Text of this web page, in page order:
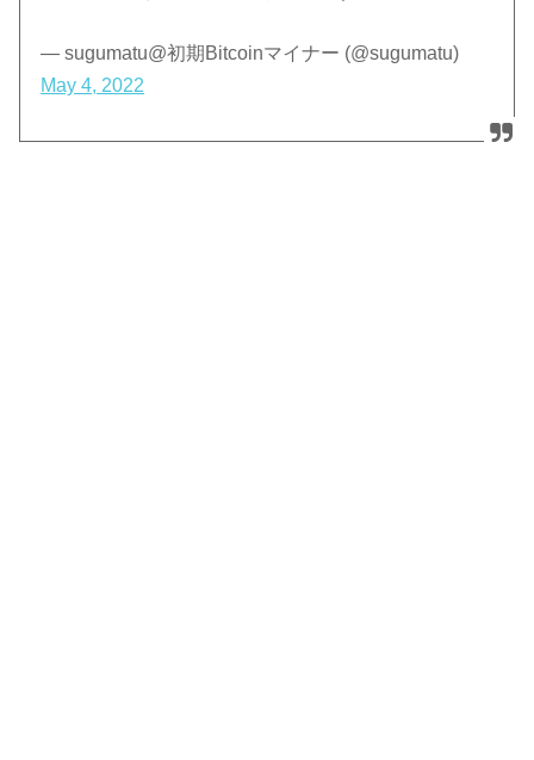
— sugumatu@初期Bitcoinマイナー (@sugumatu)
May 4, 2022